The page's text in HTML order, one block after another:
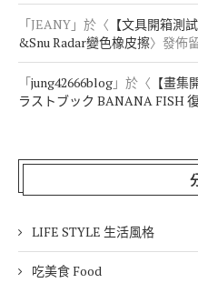
「JEANY 」於〈 【文具開箱測
&Snu Radar變色橡皮擦〉發佈
「jung42666blog 」於〈 【畫
ラストブック BANANA FISH
LIFE STYLE 生活風格
吃美食 Food